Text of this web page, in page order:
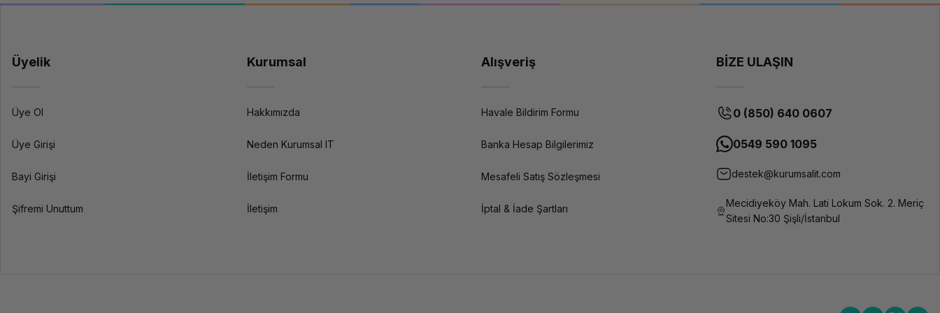
Üyelik
Üye Ol
Üye Girişi
Bayi Girişi
Şifremi Unuttum
Kurumsal
Hakkımızda
Neden Kurumsal IT
İletişim Formu
İletişim
Alışveriş
Havale Bildirim Formu
Banka Hesap Bilgilerimiz
Mesafeli Satış Sözleşmesi
İptal & İade Şartları
BİZE ULAŞIN
0 (850) 640 0607
0549 590 1095
destek@kurumsalit.com
Mecidiyeköy Mah. Lati Lokum Sok. 2. Meriç
Sitesi No:30 Şişli/İstanbul